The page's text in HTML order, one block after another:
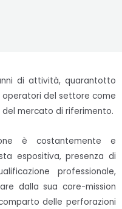
di attività, quarantotto
operatori del settore come
mercato di riferimento.
è costantemente e
espositiva, presenza di
professionale,
dalla sua core-mission
delle perforazioni